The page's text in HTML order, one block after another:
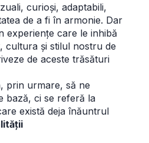
curioși, adaptabili,
de a fi în armonie. Dar
experiențe care le inhibă
cultura și stilul nostru de
de aceste trăsături
prin urmare, să ne
bază, ci se referă la
există deja înăuntrul